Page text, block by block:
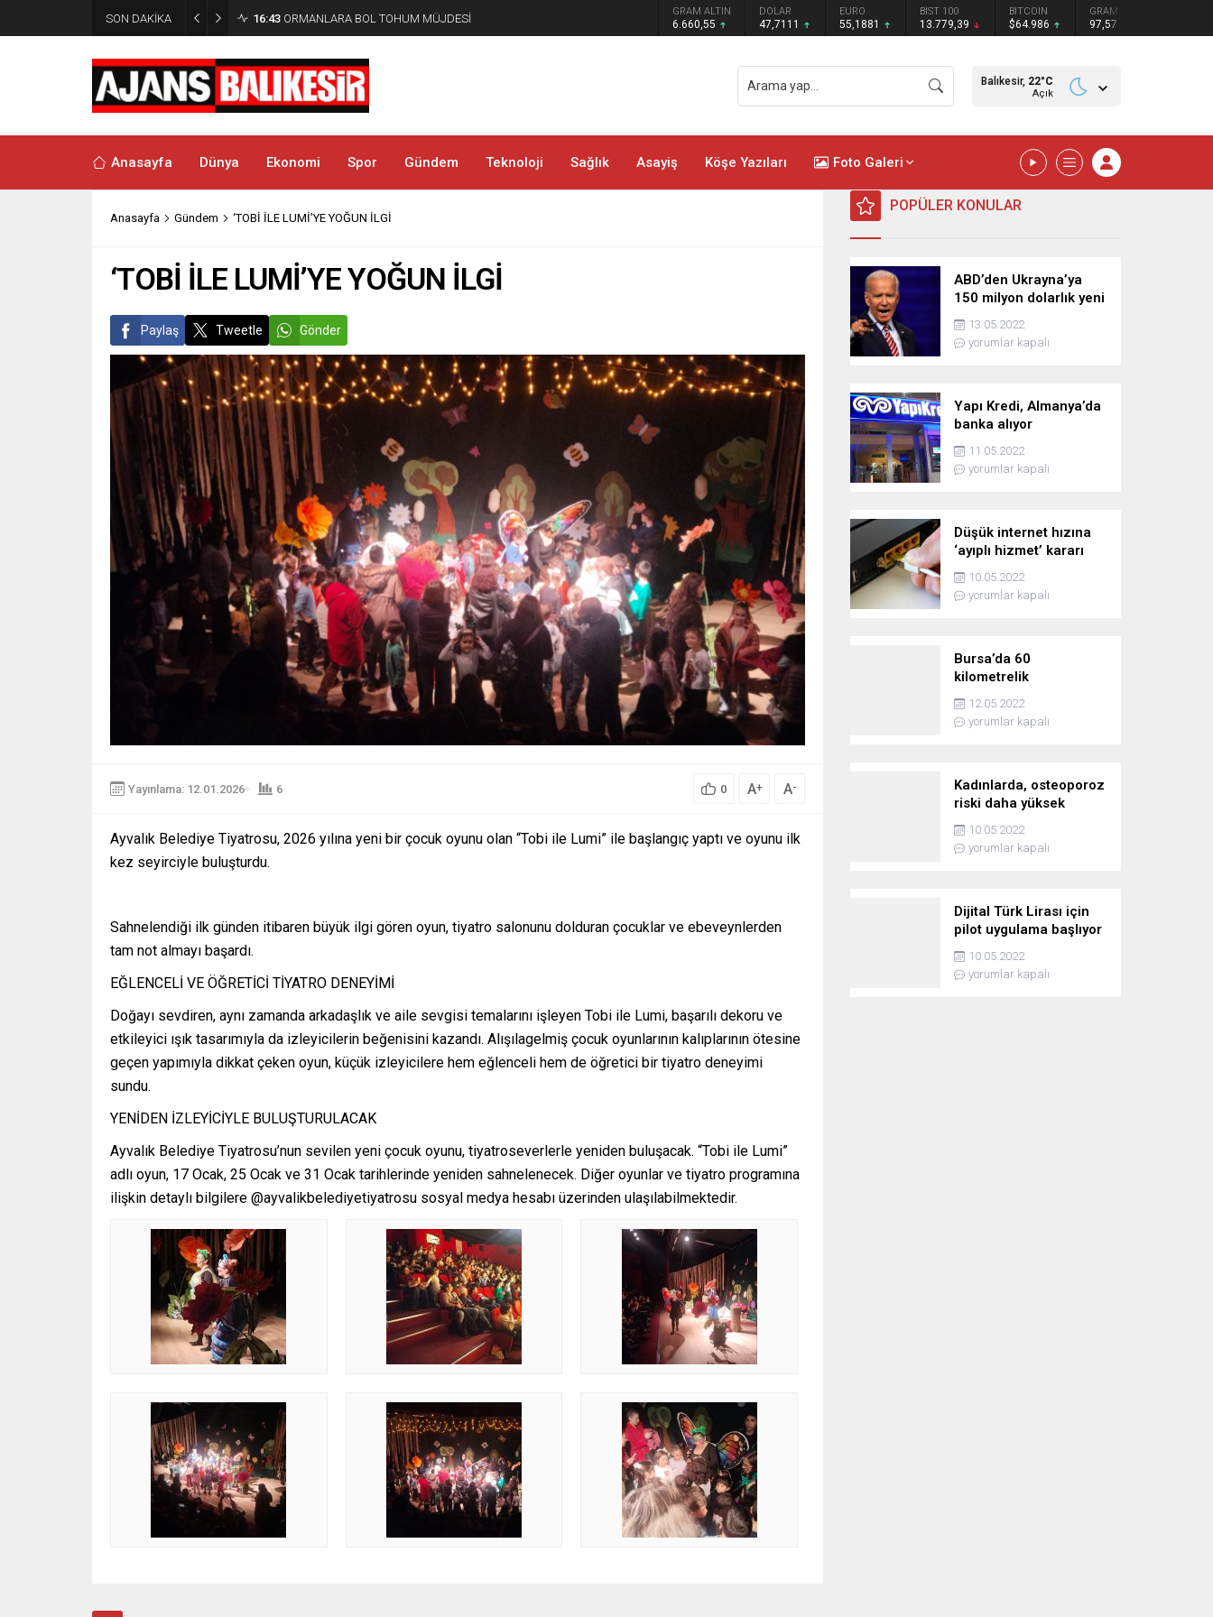
SON DAKİKA 16:15 DENİZLERDE 100. YIL COŞKUSU YAŞANDI DOLAR
47,7111
EURO
55,1881
BIST 100
13.779,39
BITCOIN
$64.986
GRAM GÜMÜŞ
97,57
BITCOIN
₺
Balıkesir, 22°C
Açık
Anasayfa Dünya Ekonomi Spor Gündem Teknoloji Sağlık Asayiş Köşe Yazıları Foto Galeri
Anasayfa Gündem ‘TOBİ İLE LUMİ’YE YOĞUN İLGİ
‘TOBİ İLE LUMİ’YE YOĞUN İLGİ
Paylaş Tweetle Gönder
Yayınlama: 12.01.2026 6 0 A+ A-
Ayvalık Belediye Tiyatrosu, 2026 yılına yeni bir çocuk oyunu olan “Tobi ile Lumi” ile başlangıç yaptı ve oyunu ilk
kez seyirciyle buluşturdu.
Sahnelendiği ilk günden itibaren büyük ilgi gören oyun, tiyatro salonunu dolduran çocuklar ve ebeveynlerden
tam not almayı başardı.
EĞLENCELİ VE ÖĞRETİCİ TİYATRO DENEYİMİ
Doğayı sevdiren, aynı zamanda arkadaşlık ve aile sevgisi temalarını işleyen Tobi ile Lumi, başarılı dekoru ve
etkileyici ışık tasarımıyla da izleyicilerin beğenisini kazandı. Alışılagelmiş çocuk oyunlarının kalıplarının ötesine
geçen yapımıyla dikkat çeken oyun, küçük izleyicilere hem eğlenceli hem de öğretici bir tiyatro deneyimi
sundu.
YENİDEN İZLEYİCİYLE BULUŞTURULACAK
Ayvalık Belediye Tiyatrosu’nun sevilen yeni çocuk oyunu, tiyatroseverlerle yeniden buluşacak. “Tobi ile Lumi”
adlı oyun, 17 Ocak, 25 Ocak ve 31 Ocak tarihlerinde yeniden sahnelenecek. Diğer oyunlar ve tiyatro programına
ilişkin detaylı bilgilere @ayvalikbelediyetiyatrosu sosyal medya hesabı üzerinden ulaşılabilmektedir.
POPÜLER KONULAR
ABD’den Ukrayna’ya
150 milyon dolarlık yeni
askeri yardım
13.05.2022
yorumlar kapalı
Yapı Kredi, Almanya’da
banka alıyor
11.05.2022
yorumlar kapalı
Düşük internet hızına
‘ayıplı hizmet’ kararı
10.05.2022
yorumlar kapalı
Bursa’da 60
kilometrelik
kovalamaca!
12.05.2022
yorumlar kapalı
Kadınlarda, osteoporoz
riski daha yüksek
10.05.2022
yorumlar kapalı
Dijital Türk Lirası için
pilot uygulama başlıyor
10.05.2022
yorumlar kapalı